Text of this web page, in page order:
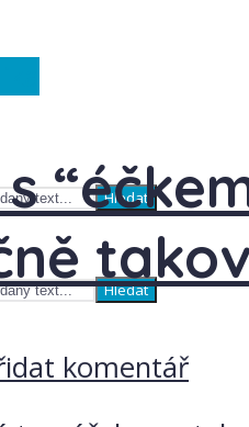
Hledat
Hledat
s
komentář